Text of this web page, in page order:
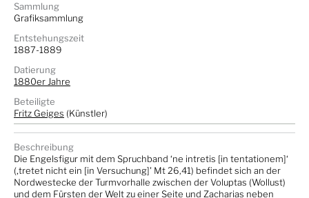
Sammlung
Grafiksammlung
Entstehungszeit
1887-1889
Datierung
1880er Jahre
Beteiligte
Fritz Geiges (Künstler)
Beschreibung
Die Engelsfigur mit dem Spruchband ‘ne intretis [in tentationem]‘
(‚tretet nicht ein [in Versuchung]' Mt 26,41) befindet sich an der
Nordwestecke der Turmvorhalle zwischen der Voluptas (Wollust)
und dem Fürsten der Welt zu einer Seite und Zacharias neben